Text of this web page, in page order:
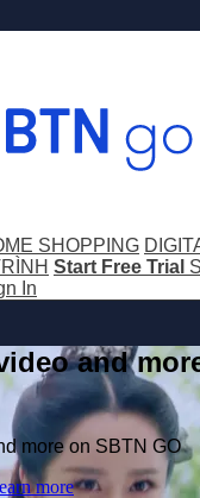
SHOPPING
Start Free Trial
In
and
more on SBTN GO
more